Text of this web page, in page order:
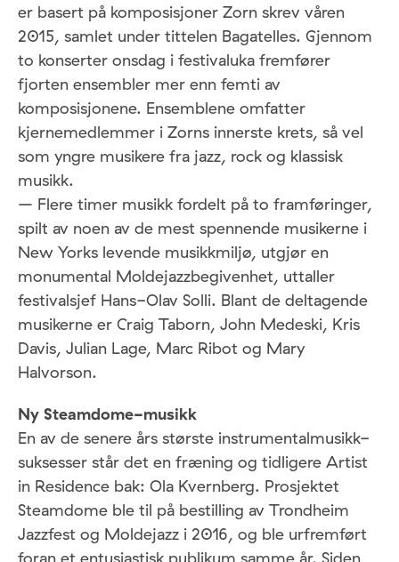
er basert på komposisjoner Zorn skrev våren
2015, samlet under tittelen Bagatelles. Gjennom
to konserter onsdag i festivaluka fremfører
fjorten ensembler mer enn femti av
komposisjonene. Ensemblene omfatter
kjernemedlemmer i Zorns innerste krets, så vel
som yngre musikere fra jazz, rock og klassisk
musikk.
– Flere timer musikk fordelt på to framføringer,
spilt av noen av de mest spennende musikerne i
New Yorks levende musikkmiljø, utgjør en
monumental Moldejazzbegivenhet, uttaller
festivalsjef Hans-Olav Solli. Blant de deltagende
musikerne ‏er Craig Taborn, John Medeski, Kris
Davis, Julian Lage, Marc Ribot og Mary
Halvorson.
Ny Steamdome-musikk
En av de senere års største instrumentalmusikk-
suksesser står det en fræning og tidligere Artist
in Residence bak: Ola Kvernberg. Prosjektet
Steamdome ble til på bestilling av Trondheim
Jazzfest og Moldejazz i 2016, og ble urfremført